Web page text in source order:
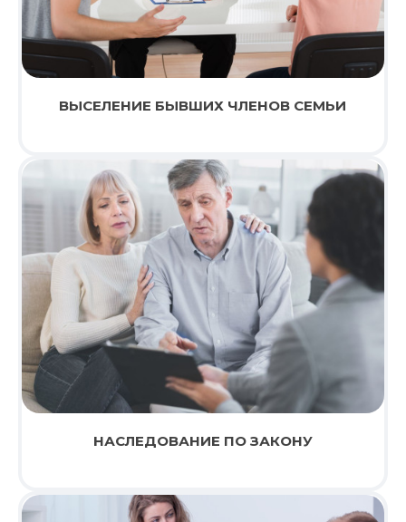
ВЫСЕЛЕНИЕ БЫВШИХ ЧЛЕНОВ СЕМЬИ
НАСЛЕДОВАНИЕ ПО ЗАКОНУ